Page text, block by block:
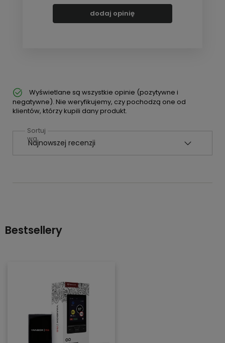
dodaj opinię
Wyświetlane są wszystkie opinie (pozytywne i
negatywne). Nie weryfikujemy, czy pochodzą one od
klientów, którzy kupili dany produkt.
Sortuj
wg
Bestsellery